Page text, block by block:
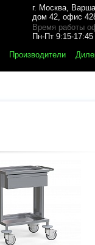
г. Москва,
дом 42, офис
Время работы
Пн-Пт 9:15-
Производители